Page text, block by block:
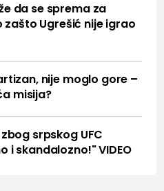
da se sprema za
zašto Ugrešić nije igrao
nije moglo gore –
misija?
srpskog UFC
i skandalozno!" VIDEO